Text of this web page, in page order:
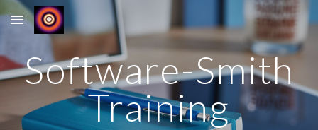
Skip to main content Skip to navigation
Software-Smith
Training